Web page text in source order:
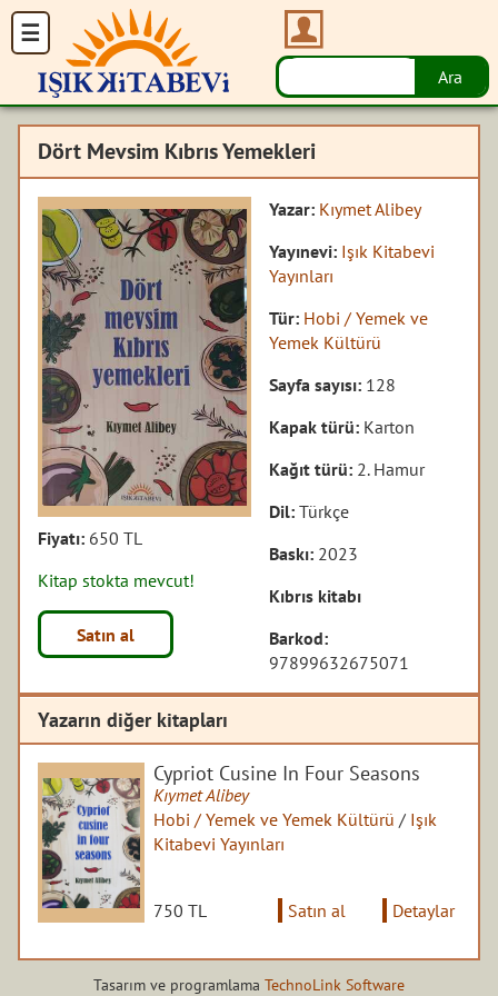
Dört Mevsim Kıbrıs Yemekleri
Fiyatı: 650 TL
Kitap stokta mevcut!
Satın al
Yazar: Kıymet Alibey
Yayınevi: Işık Kitabevi
Yayınları
Tür: Hobi / Yemek ve
Yemek Kültürü
Sayfa sayısı: 128
Kapak türü: Karton
Kağıt türü: 2. Hamur
Dil:Türkçe
Baskı: 2023
Kıbrıs kitabı
Barkod:
97899632675071
Yazarın diğer kitapları
Cypriot Cusine In Four Seasons
Kıymet Alibey
Hobi / Yemek ve Yemek Kültürü / Işık
Kitabevi Yayınları
750 TL Satın al Detaylar
Tasarım ve programlama TechnoLink Software